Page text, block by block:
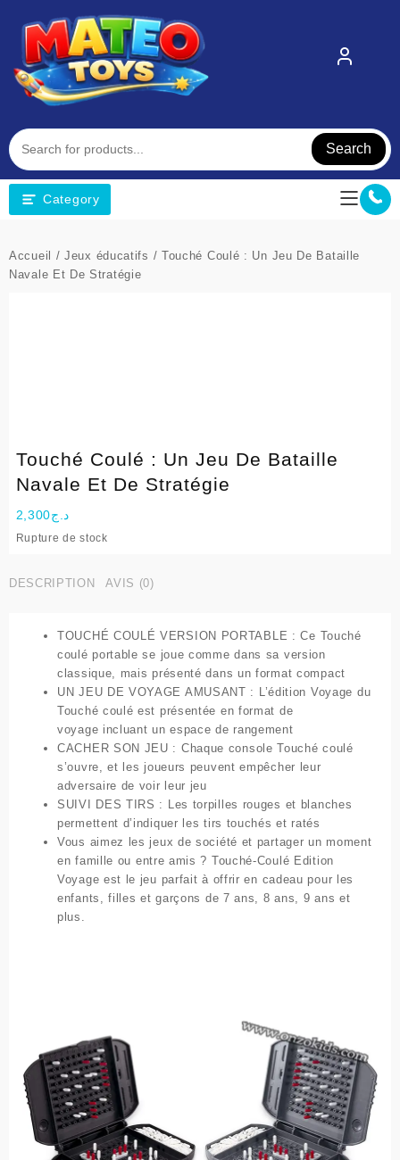
content
Search
Category
Accueil /Jeux éducatifs / Touché Coulé : Un Jeu De Bataille
Navale Et De Stratégie
Touché Coulé : Un Jeu De Bataille
Navale Et De Stratégie
د.ج2,300
Rupture de stock
DESCRIPTION AVIS (0)
TOUCHÉ COULÉ VERSION PORTABLE : Ce Touché
coulé portable se joue comme dans sa version
classique, mais présenté dans un format compact
UN JEU DE VOYAGE AMUSANT : L’édition Voyage du
Touché coulé est présentée en format de
voyage incluant un espace de rangement
CACHER SON JEU : Chaque console Touché coulé
s’ouvre, et les joueurs peuvent empêcher leur
adversaire de voir leur jeu
SUIVI DES TIRS : Les torpilles rouges et blanches
permettent d’indiquer les tirs touchés et ratés
Vous aimez les jeux de société et partager un moment
en famille ou entre amis ? Touché-Coulé Edition
Voyage est le jeu parfait à offrir en cadeau pour les
enfants, filles et garçons de 7 ans, 8 ans, 9 ans et
plus.